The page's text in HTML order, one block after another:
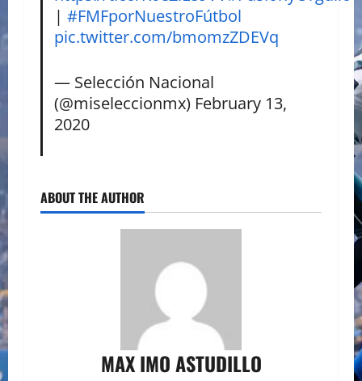
| #FMFporNuestroFútbol
pic.twitter.com/bmomzZDEVq
— Selección Nacional
(@miseleccionmx) February 13,
2020
ABOUT THE AUTHOR
MAX IMO ASTUDILLO